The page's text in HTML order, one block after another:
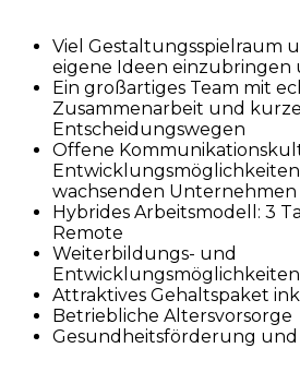
Viel Gestaltungsspielraum
eigene Ideen einzubringen
Ein großartiges Team mit
Zusammenarbeit und
Entscheidungswegen
Offene
wachsenden Unternehmen
Hybrides Arbeitsmodell: 3
Remote
Weiterbildungs- und
Entwicklungsmöglichkeiten
Attraktives Gehaltspaket
Betriebliche Altersvorsorge
Gesundheitsförderung